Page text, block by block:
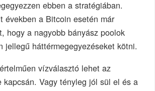
ebben a stratégiában.
években a Bitcoin esetén már
hogy a nagyobb bányász poolok
jellegű háttérmegegyezéseket kötni.
vízválasztó lehet az
kapcsán. Vagy tényleg jól sül el és a